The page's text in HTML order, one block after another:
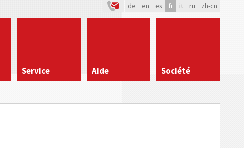
de en es fr it ru zh-cn
Service Aide Société